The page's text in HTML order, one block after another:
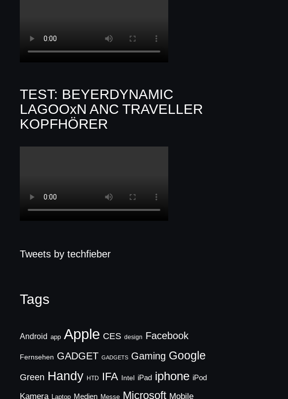
TEST: BEYERDYNAMIC
LAGOOxN ANC TRAVELLER
KOPFHÖRER
Tweets by techfieber
Tags
Android app Apple CES design Facebook
Fernsehen GADGET GADGETS Gaming Google
Green Handy HTD IFA Intel iPad iphone iPod
Kamera Laptop Medien Messe Microsoft Mobile